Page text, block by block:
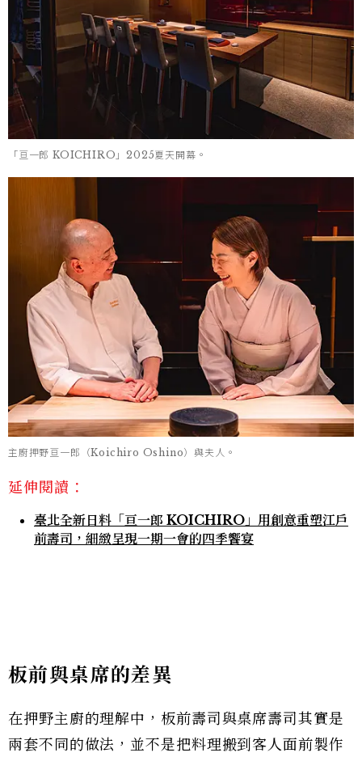
「亘一郎 KOICHIRO」2025夏天開幕。
主廚押野亘一郎（Koichiro Oshino）與夫人。
延伸閱讀：
臺北全新日料「亘一郎 KOICHIRO」用創意重塑江戶
前壽司，細緻呈現一期一會的四季饗宴
板前與桌席的差異
在押野主廚的理解中，板前壽司與桌席壽司其實是
兩套不同的做法，並不是把料理搬到客人面前製作